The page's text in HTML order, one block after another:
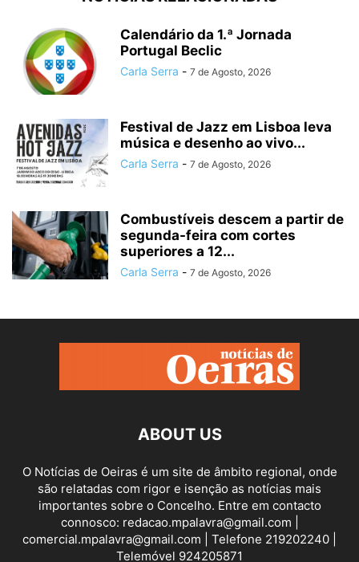
Calendário da 1.ª Jornada
Portugal Beclic
Carla Serra - 7 de Agosto, 2026
Festival de Jazz em Lisboa leva
música e desenho ao vivo...
Carla Serra - 7 de Agosto, 2026
Combustíveis descem a partir de
segunda-feira com cortes
superiores a 12...
Carla Serra - 7 de Agosto, 2026
ABOUT US
O Notícias de Oeiras é um site de âmbito regional, onde
são relatadas com rigor e isenção as notícias mais
importantes sobre o Concelho. Entre em contacto
connosco: redacao.mpalavra@gmail.com |
comercial.mpalavra@gmail.com | Telefone 219202240 |
Telemóvel 924205871